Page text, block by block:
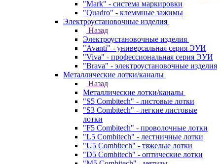
"Mark" - система маркировки
"Quadro" - клеммные зажимы
Электроустановочные изделия
Назад
Электроустановочные изделия
"Avanti" - универсальная серия ЭУИ
"Viva" - профессиональная серия ЭУИ
"Brava" - электроустановочные изделия
Металлические лотки/каналы
Назад
Металлические лотки/каналы
"S5 Combitech" - листовые лотки
"S3 Combitech" - легкие листовые
лотки
"F5 Combitech" - проволочные лотки
"L5 Combitech" - лестничные лотки
"U5 Combitech" - тяжелые лотки
"D5 Combitech" - оптические лотки